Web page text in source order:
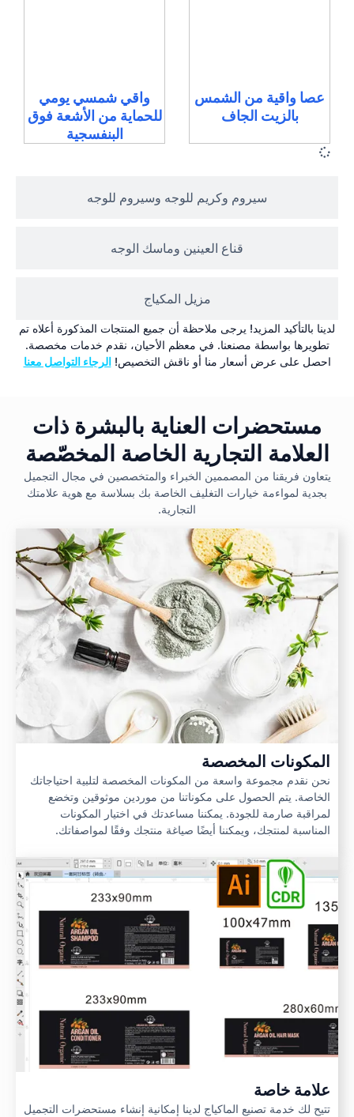
سيروم وكريم للوجه وسيروم للوجه
قناع العينين وماسك الوجه
مزيل المكياج
عصا واقية من الشمس
بالزيت الجاف
واقي شمسي يومي
للحماية من الأشعة فوق
البنفسجية
لدينا بالتأكيد المزيد! يرجى ملاحظة أن جميع المنتجات المذكورة أعلاه تم
تطويرها بواسطة مصنعنا. في معظم الأحيان، نقدم خدمات مخصصة.
احصل على عرض أسعار منا أو ناقش التخصيص!الرجاء التواصل معنا
مستحضرات العناية بالبشرة ذات
العلامة التجارية الخاصة المخصّصة
يتعاون فريقنا من المصممين الخبراء والمتخصصين في مجال التجميل
بجدية لمواءمة خيارات التغليف الخاصة بك بسلاسة مع هوية علامتك
التجارية.
المكونات المخصصة
نحن نقدم مجموعة واسعة من المكونات المخصصة لتلبية احتياجاتك
الخاصة. يتم الحصول على مكوناتنا من موردين موثوقين وتخضع
لمراقبة صارمة للجودة. يمكننا مساعدتك في اختيار المكونات
المناسبة لمنتجك، ويمكننا أيضًا صياغة منتجك وفقًا لمواصفاتك.
علامة خاصة
تتيح لك خدمة تصنيع الماكياج لدينا إمكانية إنشاء مستحضرات التجميل